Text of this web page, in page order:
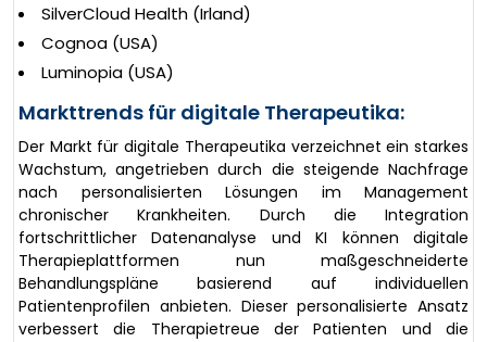
SilverCloud Health (Irland)
Cognoa (USA)
Luminopia (USA)
Markttrends für digitale Therapeutika:
Der Markt für digitale Therapeutika verzeichnet ein starkes
Wachstum, angetrieben durch die steigende Nachfrage
nach personalisierten Lösungen im Management
chronischer Krankheiten. Durch die Integration
fortschrittlicher Datenanalyse und KI können digitale
Therapieplattformen nun maßgeschneiderte
Behandlungspläne basierend auf individuellen
Patientenprofilen anbieten. Dieser personalisierte Ansatz
verbessert die Therapietreue der Patienten und die